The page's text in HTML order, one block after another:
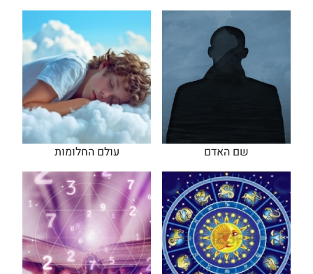
שם האדם עולם החלומות